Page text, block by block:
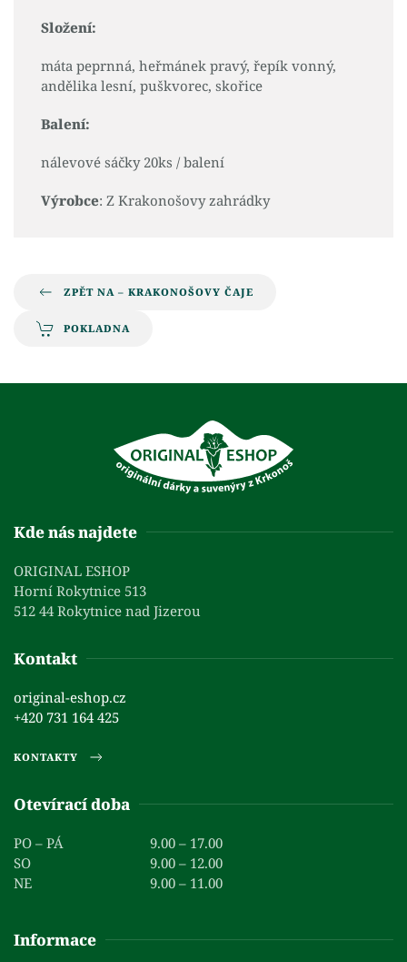
Složení:
máta peprnná, heřmánek pravý, řepík vonný,
andělika lesní, puškvorec, skořice
Balení:
nálevové sáčky 20ks / balení
Výrobce: Z Krakonošovy zahrádky
ZPĚT NA – KRAKONOŠOVY ČAJE
POKLADNA
Kde nás najdete
ORIGINAL ESHOP
Horní Rokytnice 513
512 44 Rokytnice nad Jizerou
Kontakt
original-eshop.cz
+420 731 164 425
KONTAKTY
Otevírací doba
PO – PÁ
9.00 – 17.00
SO
9.00 – 12.00
NE
9.00 – 11.00
Informace